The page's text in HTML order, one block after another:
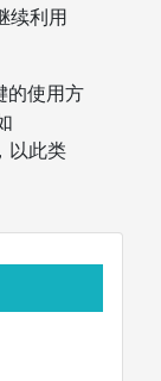
续利用
的使用方
以此类